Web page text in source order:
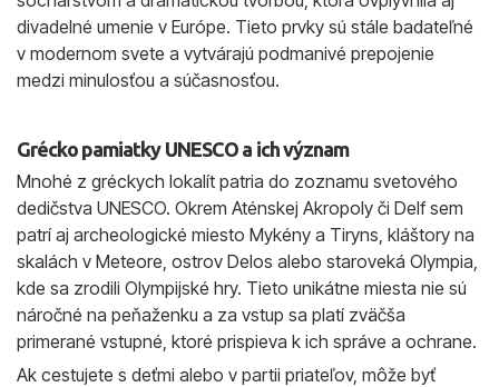
divadelné umenie v Európe. Tieto prvky sú stále badateľné
v modernom svete a vytvárajú podmanivé prepojenie
medzi minulosťou a súčasnosťou.
Grécko pamiatky UNESCO a ich význam
Mnohé z gréckych lokalít patria do zoznamu svetového
dedičstva UNESCO. Okrem Aténskej Akropoly či Delf sem
patrí aj archeologické miesto Mykény a Tiryns, kláštory na
skalách v Meteore, ostrov Delos alebo staroveká Olympia,
kde sa zrodili Olympijské hry. Tieto unikátne miesta nie sú
náročné na peňaženku a za vstup sa platí zväčša
primerané vstupné, ktoré prispieva k ich správe a ochrane.
Ak cestujete s deťmi alebo v partii priateľov, môže byť